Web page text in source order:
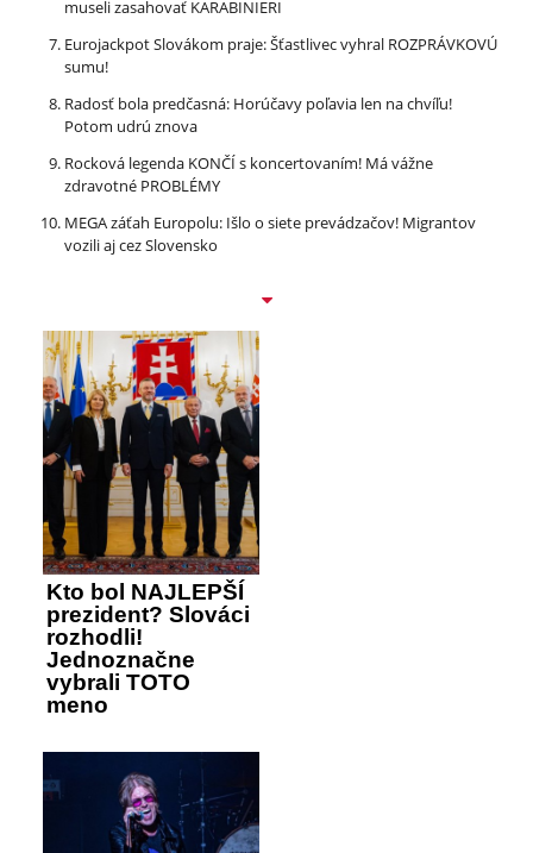
museli zasahovať KARABINIERI
Eurojackpot Slovákom praje: Šťastlivec vyhral ROZPRÁVKOVÚ
sumu!
Radosť bola predčasná: Horúčavy poľavia len na chvíľu!
Potom udrú znova
Rocková legenda KONČÍ s koncertovaním! Má vážne
zdravotné PROBLÉMY
MEGA záťah Europolu: Išlo o siete prevádzačov! Migrantov
vozili aj cez Slovensko
Kto bol NAJLEPŠÍ
prezident? Slováci
rozhodli!
Jednoznačne
vybrali TOTO
meno